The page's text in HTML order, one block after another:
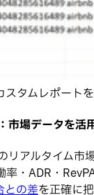
スタムレポート
市場データを活
リアルタイム市
率・ADR・
との差を正確に把